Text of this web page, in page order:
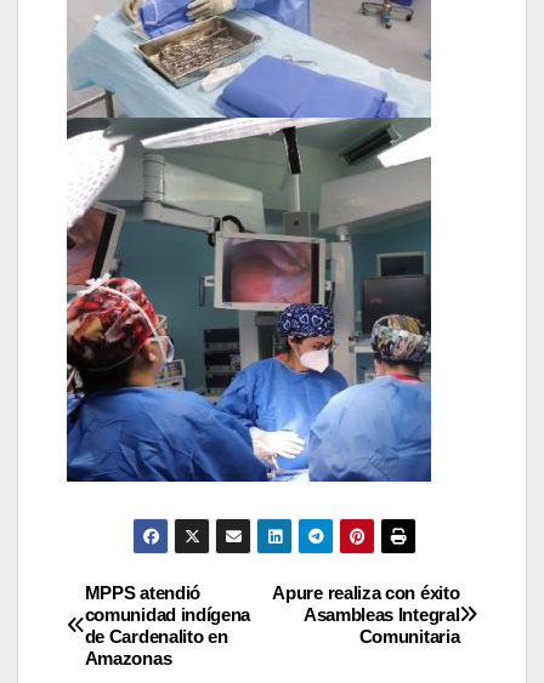
Apure realiza con éxito
Asambleas Integral
Comunitaria
MPPS atendió
comunidad indígena
de Cardenalito en
Amazonas